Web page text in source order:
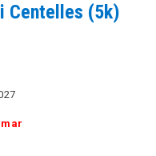
Centelles (5k)